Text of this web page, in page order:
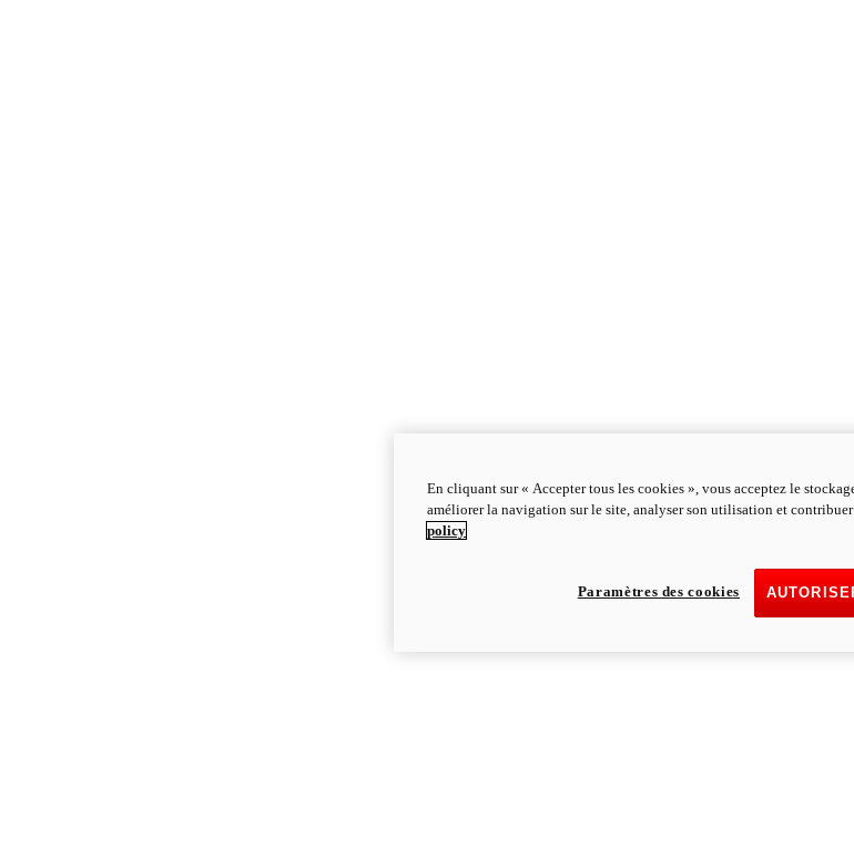
En cliquant sur « Accepter tous les cookies », vous acceptez le
améliorer la navigation sur le site, analyser son utilisation et
policy
Paramètres des cookies